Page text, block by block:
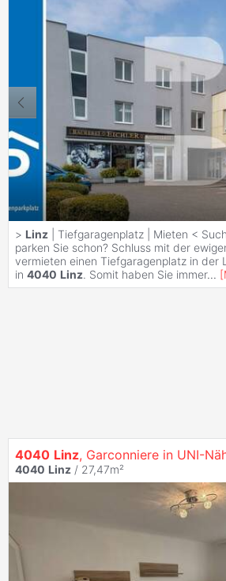
> Linz | Tiefgaragenplatz | Mieten <
parken Sie schon? Schluss mit der
vermieten einen Tiefgaragenplatz in der
in 4040 Linz. Somit haben Sie immer... [
4040 Linz, Garconniere in UNI-
4040 Linz / 27,47m²